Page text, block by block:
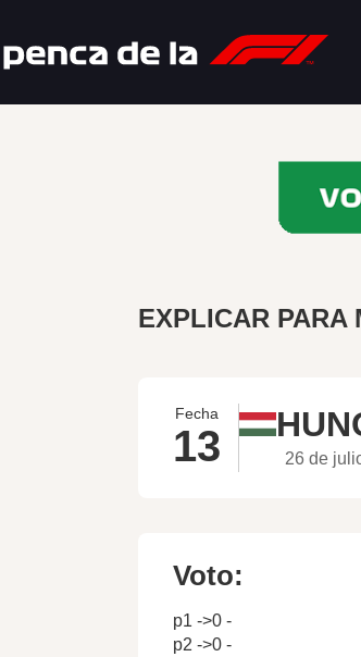
EXPLICAR PARA
Fecha
13 26 de
Voto:
p1 ->0 -
p2 ->0 -